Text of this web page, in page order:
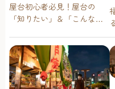
屋台初心者必見！屋台の
「知りたい」＆「こんな時
問に答えます！